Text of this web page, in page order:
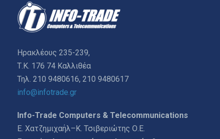
Ηρακλέους 235-239,
Τ.Κ. 176 74 Καλλιθέα
Τηλ. 210 9480616, 210 9480617
info@infotrade.gr
Info-Trade Computers & Telecommunications
Ε. Χατζημιχαήλ–Κ. Τσιβεριώτης Ο.Ε.